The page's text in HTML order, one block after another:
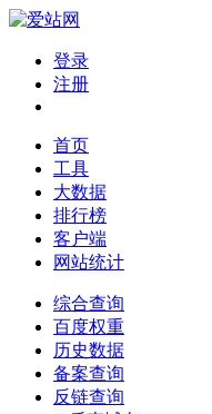
登录
注册
首页
工具
大数据
排行榜
客户端
网站统计
综合查询
百度权重
历史数据
备案查询
反链查询